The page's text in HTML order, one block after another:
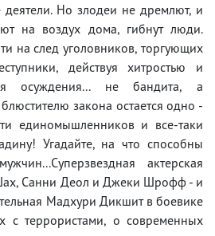
деятели. Но злодеи не дремлют, и
на воздух дома, гибнут люди.
на след уголовников, торгующих
действуя хитростью и
осуждения... не бандита, а
закона остается одно -
единомышленников и все-таки
Угадайте, на что способны
актерская
Санни Деол и Джеки Шрофф - и
Мадхури Дикшит в боевике
с террористами, о современных